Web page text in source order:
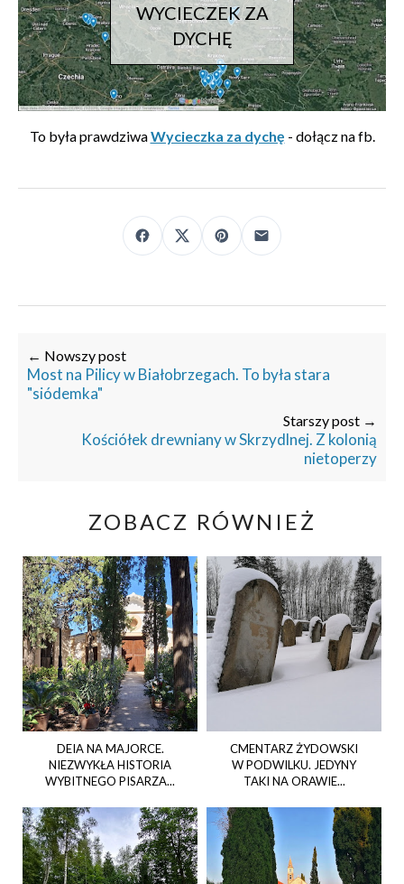
WYCIECZEK ZA
DYCHĘ
To była prawdziwaWycieczka za dychę - dołącz na fb.
← Nowszy post
Most na Pilicy w Białobrzegach. To była stara
"siódemka"
Starszy post →
Kościółek drewniany w Skrzydlnej. Z kolonią
nietoperzy
ZOBACZ RÓWNIEŻ
DEIA NA MAJORCE.
NIEZWYKŁA HISTORIA
WYBITNEGO PISARZA...
CMENTARZ ŻYDOWSKI
W PODWILKU. JEDYNY
TAKI NA ORAWIE...